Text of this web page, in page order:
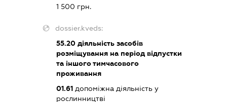
1 500 грн.
dossier.kveds:
55.20діяльність засобів
розміщування на період відпустки
та іншого тимчасового
проживання
01.61допоміжна діяльність у
рослинництві